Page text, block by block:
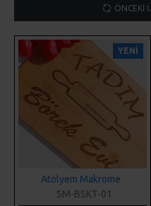
YENI
Atolyem Makrome
SM-BSKT-01
BAMBU SUNUM TAHTASI
400,00TL